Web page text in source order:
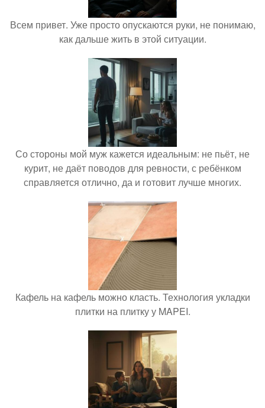
Всем привет. Уже просто опускаются руки, не понимаю,
как дальше жить в этой ситуации.
Со стороны мой муж кажется идеальным: не пьёт, не
курит, не даёт поводов для ревности, с ребёнком
справляется отлично, да и готовит лучше многих.
Кафель на кафель можно класть. Технология укладки
плитки на плитку у MAPEI.